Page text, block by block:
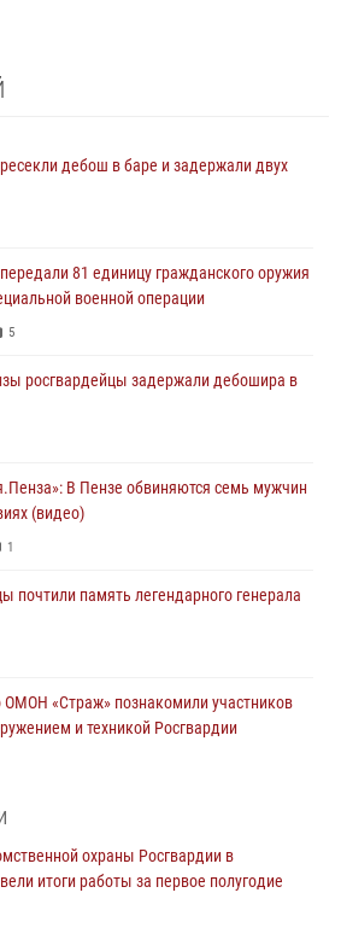
дебош в баре и задержали двух
81 единицу гражданского оружия
военной операции
5
росгвардейцы задержали дебошира в
В Пензе обвиняются семь мужчин
(видео)
1
почтили память легендарного генерала
ОМОН «Страж» познакомили участников
и техникой Росгвардии
оказали помощь
Росгвардии пресечена
под реабилитационный центр
охраны Росгвардии в
итоги работы за первое полугодие